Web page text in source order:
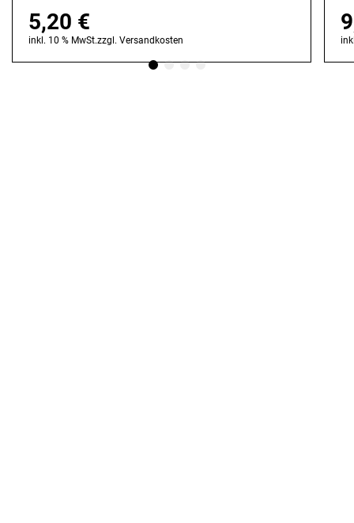
5,20 €
inkl. 10 % MwSt.zzgl. Versandkosten